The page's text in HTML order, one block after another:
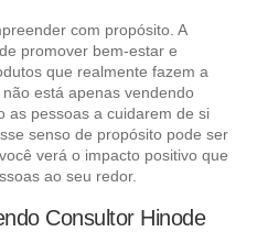
com propósito. A
promover bem-estar e
que realmente fazem a
está apenas vendendo
as pessoas a cuidarem de si
senso de propósito pode ser
verá o impacto positivo que
ao seu redor.
Consultor Hinode